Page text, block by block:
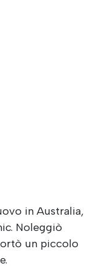
in Australia,
Noleggiò
un piccolo